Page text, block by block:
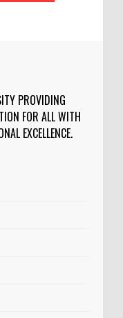
PROVIDING
FOR ALL WITH
EXCELLENCE.